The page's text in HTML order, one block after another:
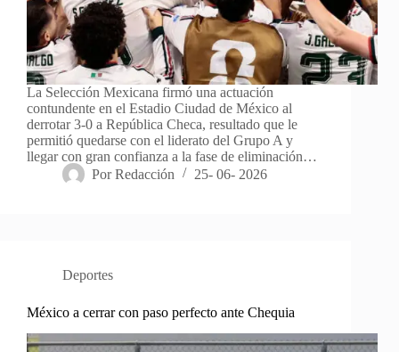
La Selección Mexicana firmó una actuación
contundente en el Estadio Ciudad de México al
derrotar 3-0 a República Checa, resultado que le
permitió quedarse con el liderato del Grupo A y
llegar con gran confianza a la fase de eliminación…
Por Redacción 25- 06- 2026
Deportes
México a cerrar con paso perfecto ante Chequia